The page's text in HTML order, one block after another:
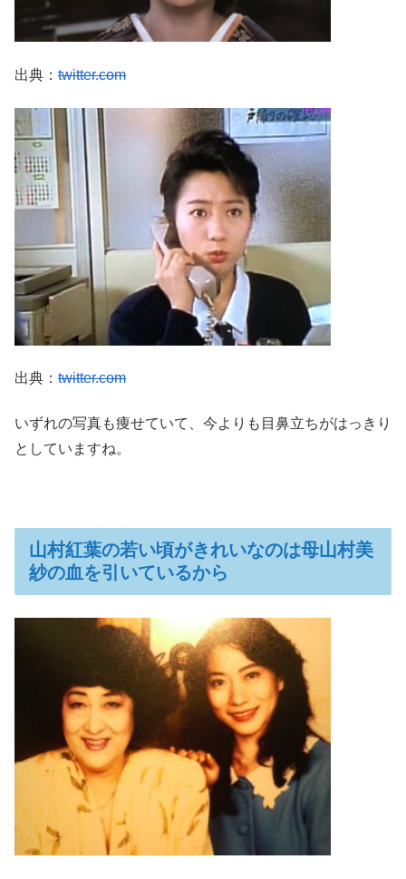
出典： twitter.com
出典： twitter.com
いずれの写真も痩せていて、今よりも目鼻立ちがはっきり
としていますね。
山村紅葉の若い頃がきれいなのは母山村美
紗の血を引いているから